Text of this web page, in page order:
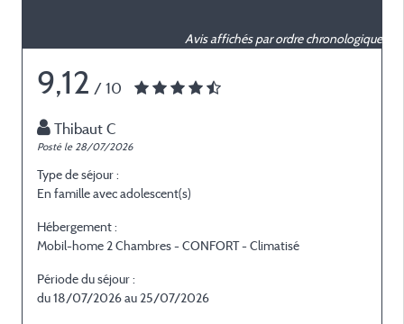
Avis affichés par ordre chronologique
9,12 / 10
Thibaut C
Posté le 28/07/2026
Type de séjour :
En famille avec adolescent(s)
Hébergement :
Mobil-home 2 Chambres - CONFORT - Climatisé
Période du séjour :
du 18/07/2026 au 25/07/2026